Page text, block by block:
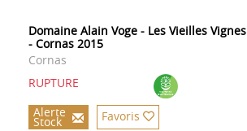
Domaine Alain Voge - Les Vieilles Vignes
- Cornas 2015
Cornas
RUPTURE
Alerte
Stock Favoris